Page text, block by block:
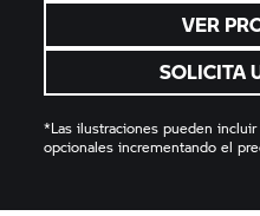
VER
SOLICITA
*Las ilustraciones pueden
opcionales incrementando el